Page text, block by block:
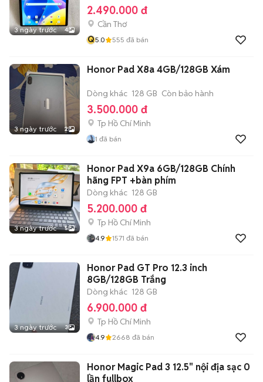
3 ngày trước 4
2.490.000 đ
Cần Thơ
Q5.0 555 đã bán
3 ngày trước 2
Honor Pad X8a 4GB/128GB Xám
Dòng khác 128 GB Còn bảo hành
3.500.000 đ
Tp Hồ Chí Minh
1 đã bán
3 ngày trước 5
Honor Pad X9a 6GB/128GB Chính
hãng FPT +bàn phím
Dòng khác 128 GB
5.200.000 đ
Tp Hồ Chí Minh
4.9 1571 đã bán
3 ngày trước 3
Honor Pad GT Pro 12.3 inch
8GB/128GB Trắng
Dòng khác 128 GB
6.900.000 đ
Tp Hồ Chí Minh
4.9 2668 đã bán
Honor Magic Pad 3 12.5" nội địa sạc 0
lần fullbox